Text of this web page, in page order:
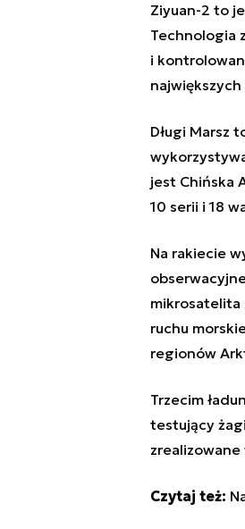
Ziyuan-2 to
Technologia
i
Długi Marsz
jest Chińska
10 serii i 18
Na rakiecie
mikrosatelita
ruchu
regionów
Trzecim
testujący
zrealizowane
Czytaj też: